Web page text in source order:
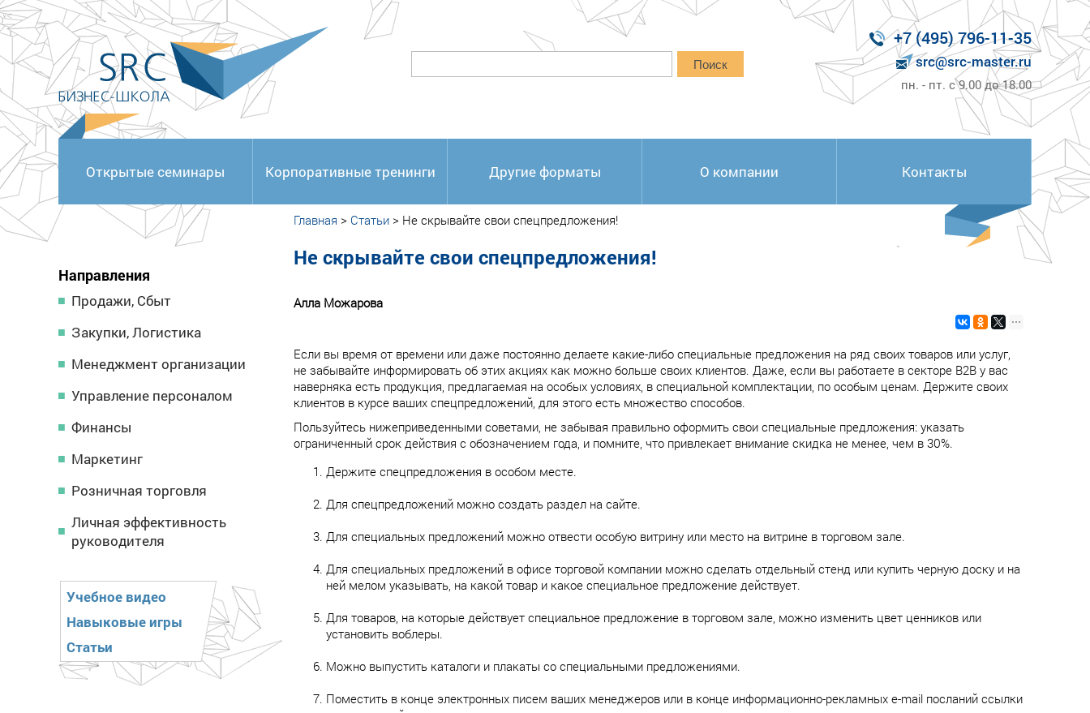
<
Поиск
+7 (495) 796-11-35
src@src-master.ru
пн. - пт. с 9.00 до 18.00
Открытые семинары Корпоративные тренинги Другие форматы О компании Контакты
Направления
Продажи, Сбыт
Закупки, Логистика
Менеджмент организации
Управление персоналом
Финансы
Маркетинг
Розничная торговля
Личная эффективность
руководителя
Учебное видео
Навыковые игры
Статьи
Главная > Статьи > Не скрывайте свои спецпредложения!
Не скрывайте свои спецпредложения!
Алла Можарова
Если вы время от времени или даже постоянно делаете какие-либо специальные предложения на ряд своих товаров или услуг,
не забывайте информировать об этих акциях как можно больше своих клиентов. Даже, если вы работаете в секторе B2B у вас
наверняка есть продукция, предлагаемая на особых условиях, в специальной комплектации, по особым ценам. Держите своих
клиентов в курсе ваших спецпредложений, для этого есть множество способов.
Пользуйтесь нижеприведенными советами, не забывая правильно оформить свои специальные предложения: указать
ограниченный срок действия с обозначением года, и помните, что привлекает внимание скидка не менее, чем в 30%.
Держите спецпредложения в особом месте.
Для спецпредложений можно создать раздел на сайте.
Для специальных предложений можно отвести особую витрину или место на витрине в торговом зале.
Для специальных предложений в офисе торговой компании можно сделать отдельный стенд или купить черную доску и на
ней мелом указывать, на какой товар и какое специальное предложение действует.
Для товаров, на которые действует специальное предложение в торговом зале, можно изменить цвет ценников или
установить воблеры.
Можно выпустить каталоги и плакаты со специальными предложениями.
Поместить в конце электронных писем ваших менеджеров или в конце информационно-рекламных e-mail посланий ссылки